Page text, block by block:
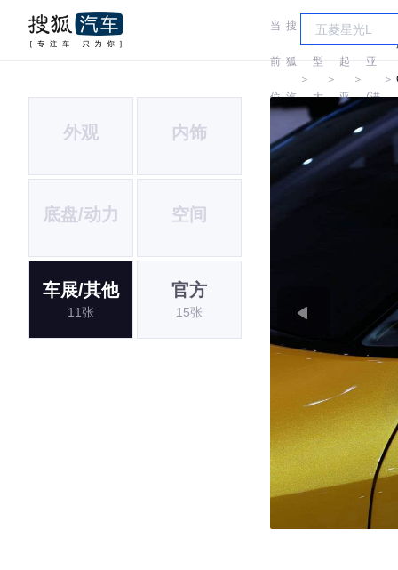
当
前
位
置:
搜
狐
汽
车
＞
车
型
大
＞
起
亚
＞
起
亚
(进
口)
＞
外观 内饰
底盘/动力 空间
车展/其他
11张
官方
15张